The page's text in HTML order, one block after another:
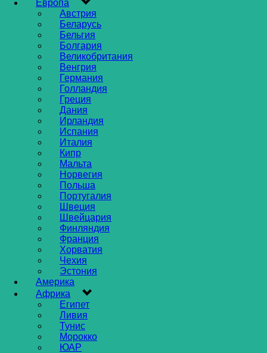
Европа
Австрия
Беларусь
Бельгия
Болгария
Великобритания
Венгрия
Германия
Голландия
Греция
Дания
Ирландия
Испания
Италия
Кипр
Мальта
Норвегия
Польша
Португалия
Швеция
Швейцария
Финляндия
Франция
Хорватия
Чехия
Эстония
Америка
Африка
Египет
Ливия
Тунис
Морокко
ЮАР